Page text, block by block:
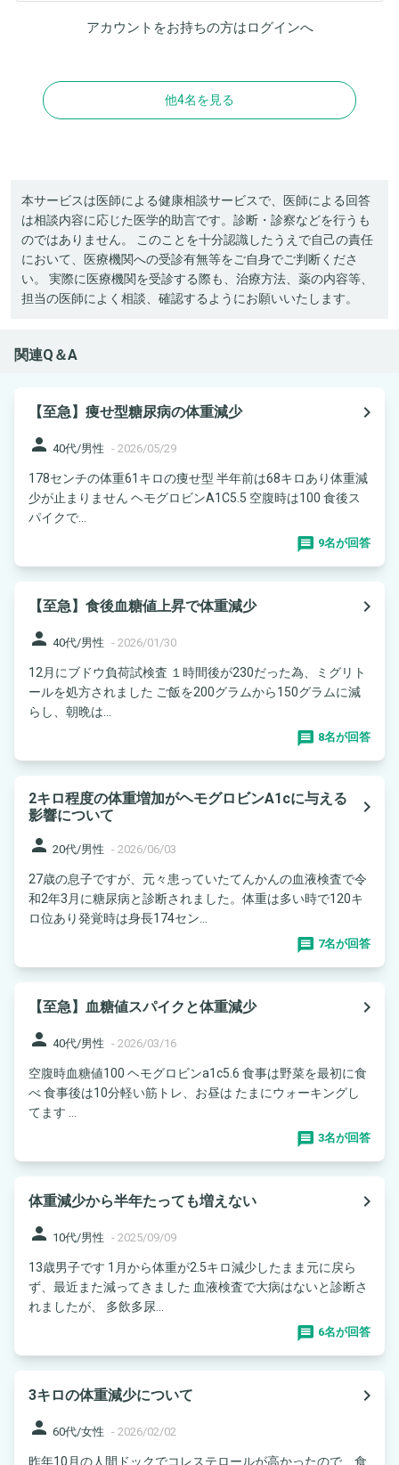
アカウントをお持ちの方はログインへ
他4名を見る
本サービスは医師による健康相談サービスで、医師による回答
は相談内容に応じた医学的助言です。診断・診察などを行うも
のではありません。 このことを十分認識したうえで自己の責任
において、医療機関への受診有無等をご自身でご判断くださ
い。 実際に医療機関を受診する際も、治療方法、薬の内容等、
担当の医師によく相談、確認するようにお願いいたします。
関連Q＆A
【至急】痩せ型糖尿病の体重減少
navigate_next
person 40代/男性 - 2026/05/29
178センチの体重61キロの痩せ型 半年前は68キロあり体重減
少が止まりません ヘモグロビンA1C5.5 空腹時は100 食後ス
パイクで...
9名が回答
【至急】食後血糖値上昇で体重減少
navigate_next
person 40代/男性 - 2026/01/30
12月にブドウ負荷試検査 １時間後が230だった為、ミグリト
ールを処方されました ご飯を200グラムから150グラムに減
らし、朝晩は...
8名が回答
2キロ程度の体重増加がヘモグロビンA1cに与える
影響について
navigate_next
person 20代/男性 - 2026/06/03
27歳の息子ですが、元々患っていたてんかんの血液検査で令
和2年3月に糖尿病と診断されました。体重は多い時で120キ
ロ位あり発覚時は身長174セン...
7名が回答
【至急】血糖値スパイクと体重減少
navigate_next
person 40代/男性 - 2026/03/16
空腹時血糖値100 ヘモグロビンa1c5.6 食事は野菜を最初に食
べ 食事後は10分軽い筋トレ、お昼は たまにウォーキングし
てます ...
3名が回答
体重減少から半年たっても増えない
navigate_next
person 10代/男性 - 2025/09/09
13歳男子です 1月から体重が2.5キロ減少したまま元に戻ら
ず、最近また減ってきました 血液検査で大病はないと診断さ
れましたが、 多飲多尿...
6名が回答
3キロの体重減少について
navigate_next
person 60代/女性 - 2026/02/02
昨年10月の人間ドックでコレステロールが高かったので、食